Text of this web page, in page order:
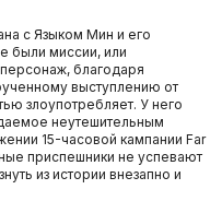
с Языком Мин и его
были миссии, или
благодаря
выступлению от
злоупотребляет. У него
неутешительным
15-часовой кампании Far
приспешники не успевают
из истории внезапно и